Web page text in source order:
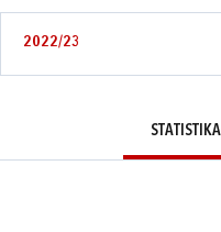
2022/23
STATISTIKA